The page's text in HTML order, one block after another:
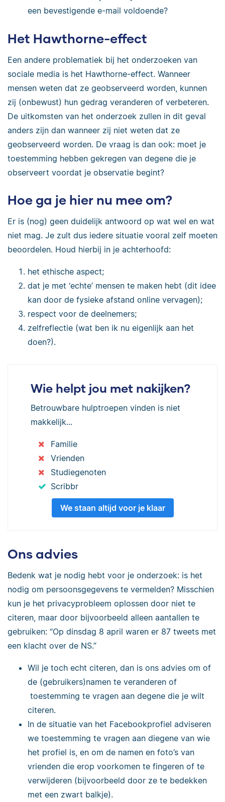
een bevestigende e-mail voldoende?
Het Hawthorne-effect
Een andere problematiek bij het onderzoeken van
sociale media is het Hawthorne-effect. Wanneer
mensen weten dat ze geobserveerd worden, kunnen
zij (onbewust) hun gedrag veranderen of verbeteren.
De uitkomsten van het onderzoek zullen in dit geval
anders zijn dan wanneer zij niet weten dat ze
geobserveerd worden. De vraag is dan ook: moet je
toestemming hebben gekregen van degene die je
observeert voordat je observatie begint?
Hoe ga je hier nu mee om?
Er is (nog) geen duidelijk antwoord op wat wel en wat
niet mag. Je zult dus iedere situatie vooral zelf moeten
beoordelen. Houd hierbij in je achterhoofd:
het ethische aspect;
dat je met ‘echte’ mensen te maken hebt (dit idee
kan door de fysieke afstand online vervagen);
respect voor de deelnemers;
zelfreflectie (wat ben ik nu eigenlijk aan het
doen?).
Wie helpt jou met nakijken?
Betrouwbare hulptroepen vinden is niet
makkelijk...
Familie
Vrienden
Studiegenoten
Scribbr
We staan altijd voor je klaar
Ons advies
Bedenk wat je nodig hebt voor je onderzoek: is het
nodig om persoonsgegevens te vermelden? Misschien
kun je het privacyprobleem oplossen door niet te
citeren, maar door bijvoorbeeld alleen aantallen te
gebruiken: “Op dinsdag 8 april waren er 87 tweets met
een klacht over de NS.”
Wil je toch echt citeren, dan is ons advies om of
de (gebruikers)namen te veranderen of
toestemming te vragen aan degene die je wilt
citeren.
In de situatie van het Facebookprofiel adviseren
we toestemming te vragen aan diegene van wie
het profiel is, en om de namen en foto’s van
vrienden die erop voorkomen te fingeren of te
verwijderen (bijvoorbeeld door ze te bedekken
met een zwart balkje).